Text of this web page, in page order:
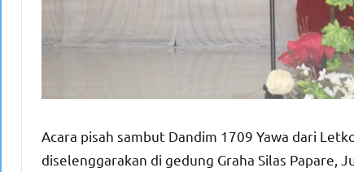
Acara pisah sambut Dandim 1709 Yawa dari
diselenggarakan di gedung Graha Silas Papare,